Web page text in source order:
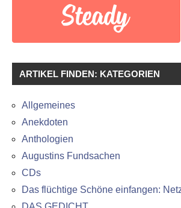
ARTIKEL FINDEN: KATEGORIEN
Allgemeines
Anekdoten
Anthologien
Augustins Fundsachen
CDs
Das flüchtige Schöne einfangen: